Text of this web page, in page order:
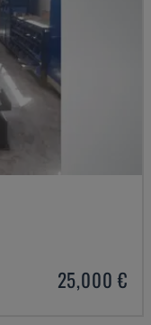
25,000 €